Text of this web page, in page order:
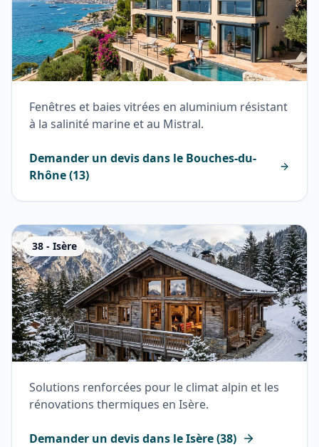
Fenêtres et baies vitrées en aluminium résistant
à la salinité marine et au Mistral.
Demander un devis dans le Bouches-du-
Rhône(13)
38 - Isère
Solutions renforcées pour le climat alpin et les
rénovations thermiques en Isère.
Demander un devis dans leIsère(38)